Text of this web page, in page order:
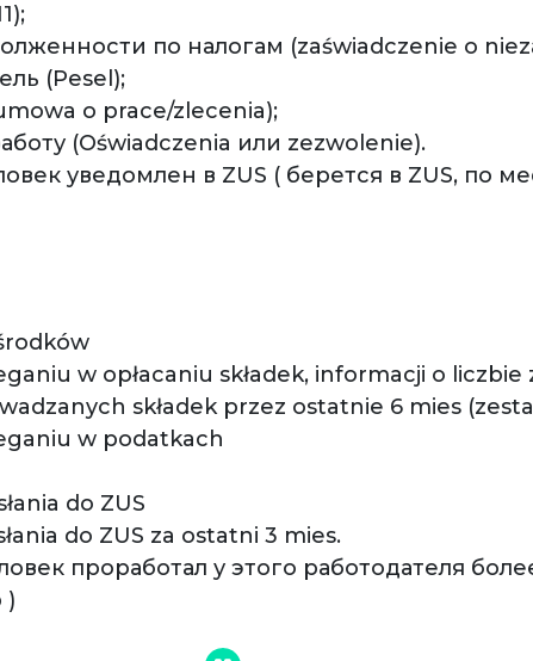
по налогам (zaświadczenie o
(Pesel);
o prace/zlecenia);
(Oświadczenia или zezwolenie).
уведомлен в ZUS ( берется в ZUS, по
w opłacaniu składek, informacji o
składek przez ostatnie 6 mies
w podatkach
do ZUS
do ZUS za ostatni 3 mies.
проработал у этого работодателя
)